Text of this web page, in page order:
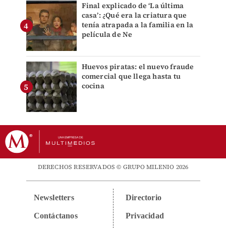
Final explicado de ‘La última
casa’: ¿Qué era la criatura que
tenía atrapada a la familia en la
película de Ne
Huevos piratas: el nuevo fraude
comercial que llega hasta tu
cocina
DERECHOS RESERVADOS © GRUPO MILENIO 2026
Newsletters
Contáctanos
Directorio
Privacidad